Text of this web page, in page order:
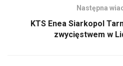
Następna
KTS Enea Siarkopol
zwycięstwem w